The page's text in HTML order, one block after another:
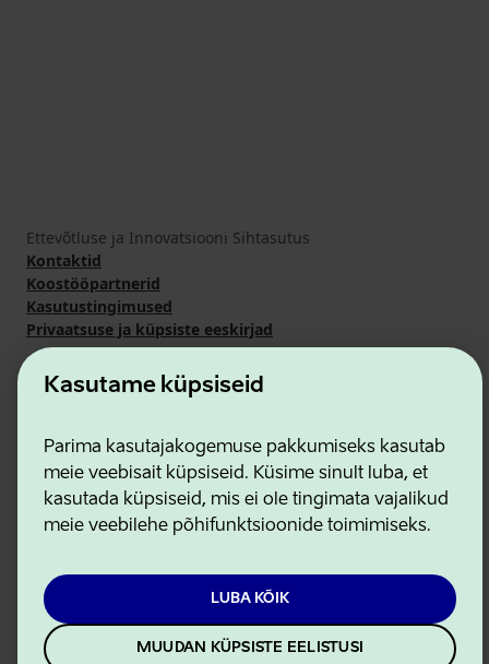
Kasutame küpsiseid
Parima kasutajakogemuse pakkumiseks kasutab
meie veebisait küpsiseid. Küsime sinult luba, et
kasutada küpsiseid, mis ei ole tingimata vajalikud
meie veebilehe põhifunktsioonide toimimiseks.
LUBA KÕIK
MUUDAN KÜPSISTE EELISTUSI
Ettevõtluse ja Innovatsiooni Sihtasutus
Kontaktid
Koostööpartnerid
Kasutustingimused
Privaatsuse ja küpsiste eeskirjad